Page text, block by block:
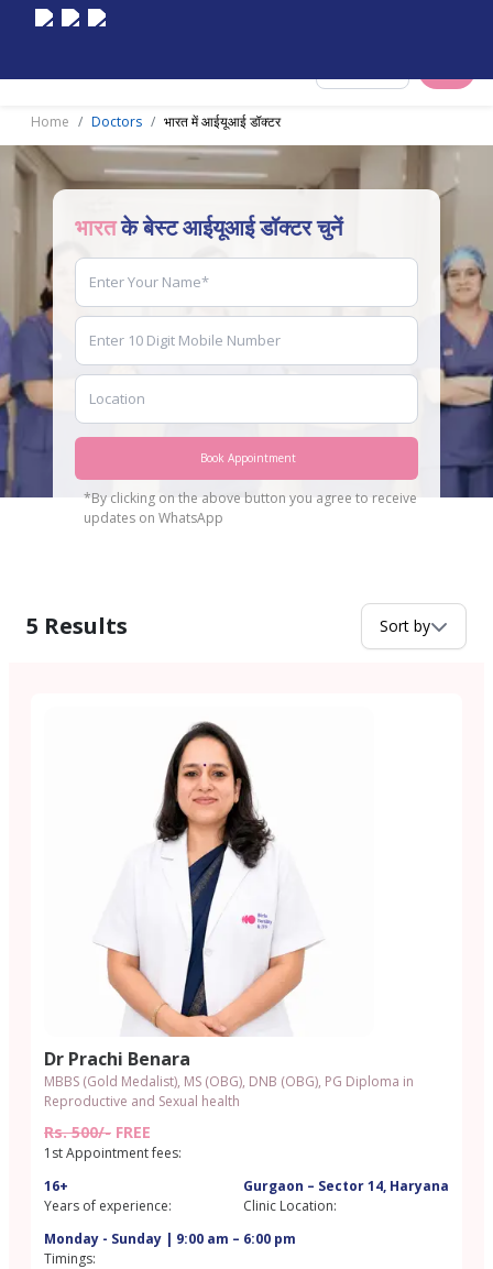
Home Doctors भारत में आईयूआई डॉक्टर
भारतके बेस्ट आईयूआई डॉक्टर चुनें
Book Appointment
*By clicking on the above button you agree to receive
updates on WhatsApp
5 Results Sort by
Dr Prachi Benara
MBBS (Gold Medalist), MS (OBG), DNB (OBG), PG Diploma in
Reproductive and Sexual health
Rs. 500/- FREE
1st Appointment fees:
16+
Years of experience:
Gurgaon – Sector 14, Haryana
Clinic Location:
Monday - Sunday | 9:00 am – 6:00 pm
Timings: